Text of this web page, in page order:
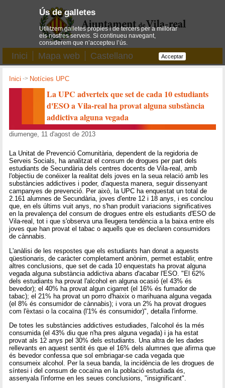
Inici Mapa web Castellano
Inici -> Notícies UPC
La UPC adverteix que set de cada 10 estudiants
d'ESO a Vila-real ha provat alguna substància
addictiva alguna vegada
diumenge, 11 d'agost de 2013
La Unitat de Prevenció Comunitària, dependent de la regidoria de
Serveis Socials, ha analitzat el consum de drogues per part dels
estudiants de Secundària dels centres docents de Vila-real, amb
l'objectiu de conéixer la realitat dels joves en la seua relació amb les
substàncies addictives i poder, d'aquesta manera, seguir dissenyant
campanyes de prevenció. Per això, la UPC ha enquestat un total de
2.161 alumnes de Secundària, joves d'entre 12 i 18 anys, i es conclou
que, en els últims vuit anys, no s'han produït variacions significatives
en la prevalença del consum de drogues entre els estudiants d'ESO de
Vila-real, tot i que s'observa una lleugera tendència a la baixa entre els
joves que han provat el tabac o aquells que es declaren consumidors
de cànnabis.
L'anàlisi de les respostes que els estudiants han donat a aquests
qüestionaris, de caràcter completament anònim, permet establir, entre
altres conclusions, que set de cada 10 enquestats ha provat alguna
vegada alguna substància addictiva abans d'acabar l'ESO. "El 62%
dels estudiants ha provat l'alcohol en alguna ocasió (el 43% és
bevedor); el 40% ha provat algun cigarret (el 16% és fumador de
tabac); el 21% ha provat un porro d'haixix o marihuana alguna vegada
(el 8% és consumidor de cànnabis); i vora un 2% ha provat drogues
com l'èxtasi o la cocaïna (l'1% és consumidor)", detalla l'informe.
De totes les substàncies addictives estudiades, l'alcohol és la més
consumida (el 43% diu que n'ha pres alguna vegada) i ja ha estat
provat als 12 anys pel 30% dels estudiants. Una altra de les dades
rellevants en aquest sentit és que el 16% dels alumnes que afirma que
és bevedor confessa que sol embriagar-se cada vegada que
consumeix alcohol. Per la seua banda, la incidència de les drogues de
síntesi i del consum de cocaïna en la població estudiada és,
assenyala l'informe en les seues conclusions, "insignificant".
Ús de galletes
Utilitzem galletes pròpies i de tercers per a millorar
els nostres serveis. Si continueu navegant,
considerem que n’accepteu l’ús.
Acceptar